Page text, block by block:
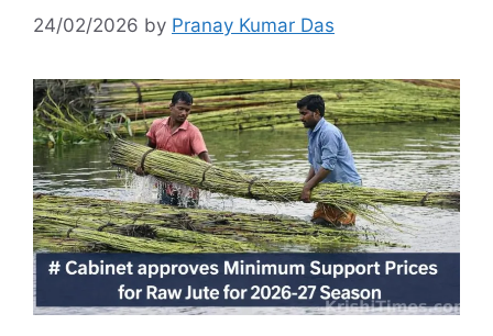
24/02/2026 by Pranay Kumar Das